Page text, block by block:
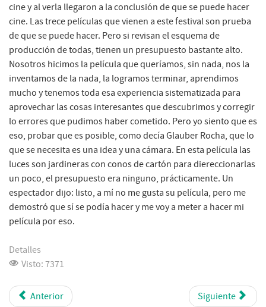
cine y al verla llegaron a la conclusión de que se puede hacer
cine. Las trece películas que vienen a este festival son prueba
de que se puede hacer. Pero si revisan el esquema de
producción de todas, tienen un presupuesto bastante alto.
Nosotros hicimos la película que queríamos, sin nada, nos la
inventamos de la nada, la logramos terminar, aprendimos
mucho y tenemos toda esa experiencia sistematizada para
aprovechar las cosas interesantes que descubrimos y corregir
lo errores que pudimos haber cometido. Pero yo siento que es
eso, probar que es posible, como decía Glauber Rocha, que lo
que se necesita es una idea y una cámara. En esta película las
luces son jardineras con conos de cartón para diereccionarlas
un poco, el presupuesto era ninguno, prácticamente. Un
espectador dijo: listo, a mí no me gusta su película, pero me
demostró que sí se podía hacer y me voy a meter a hacer mi
película por eso.
Detalles
Visto: 7371
Anterior Siguiente